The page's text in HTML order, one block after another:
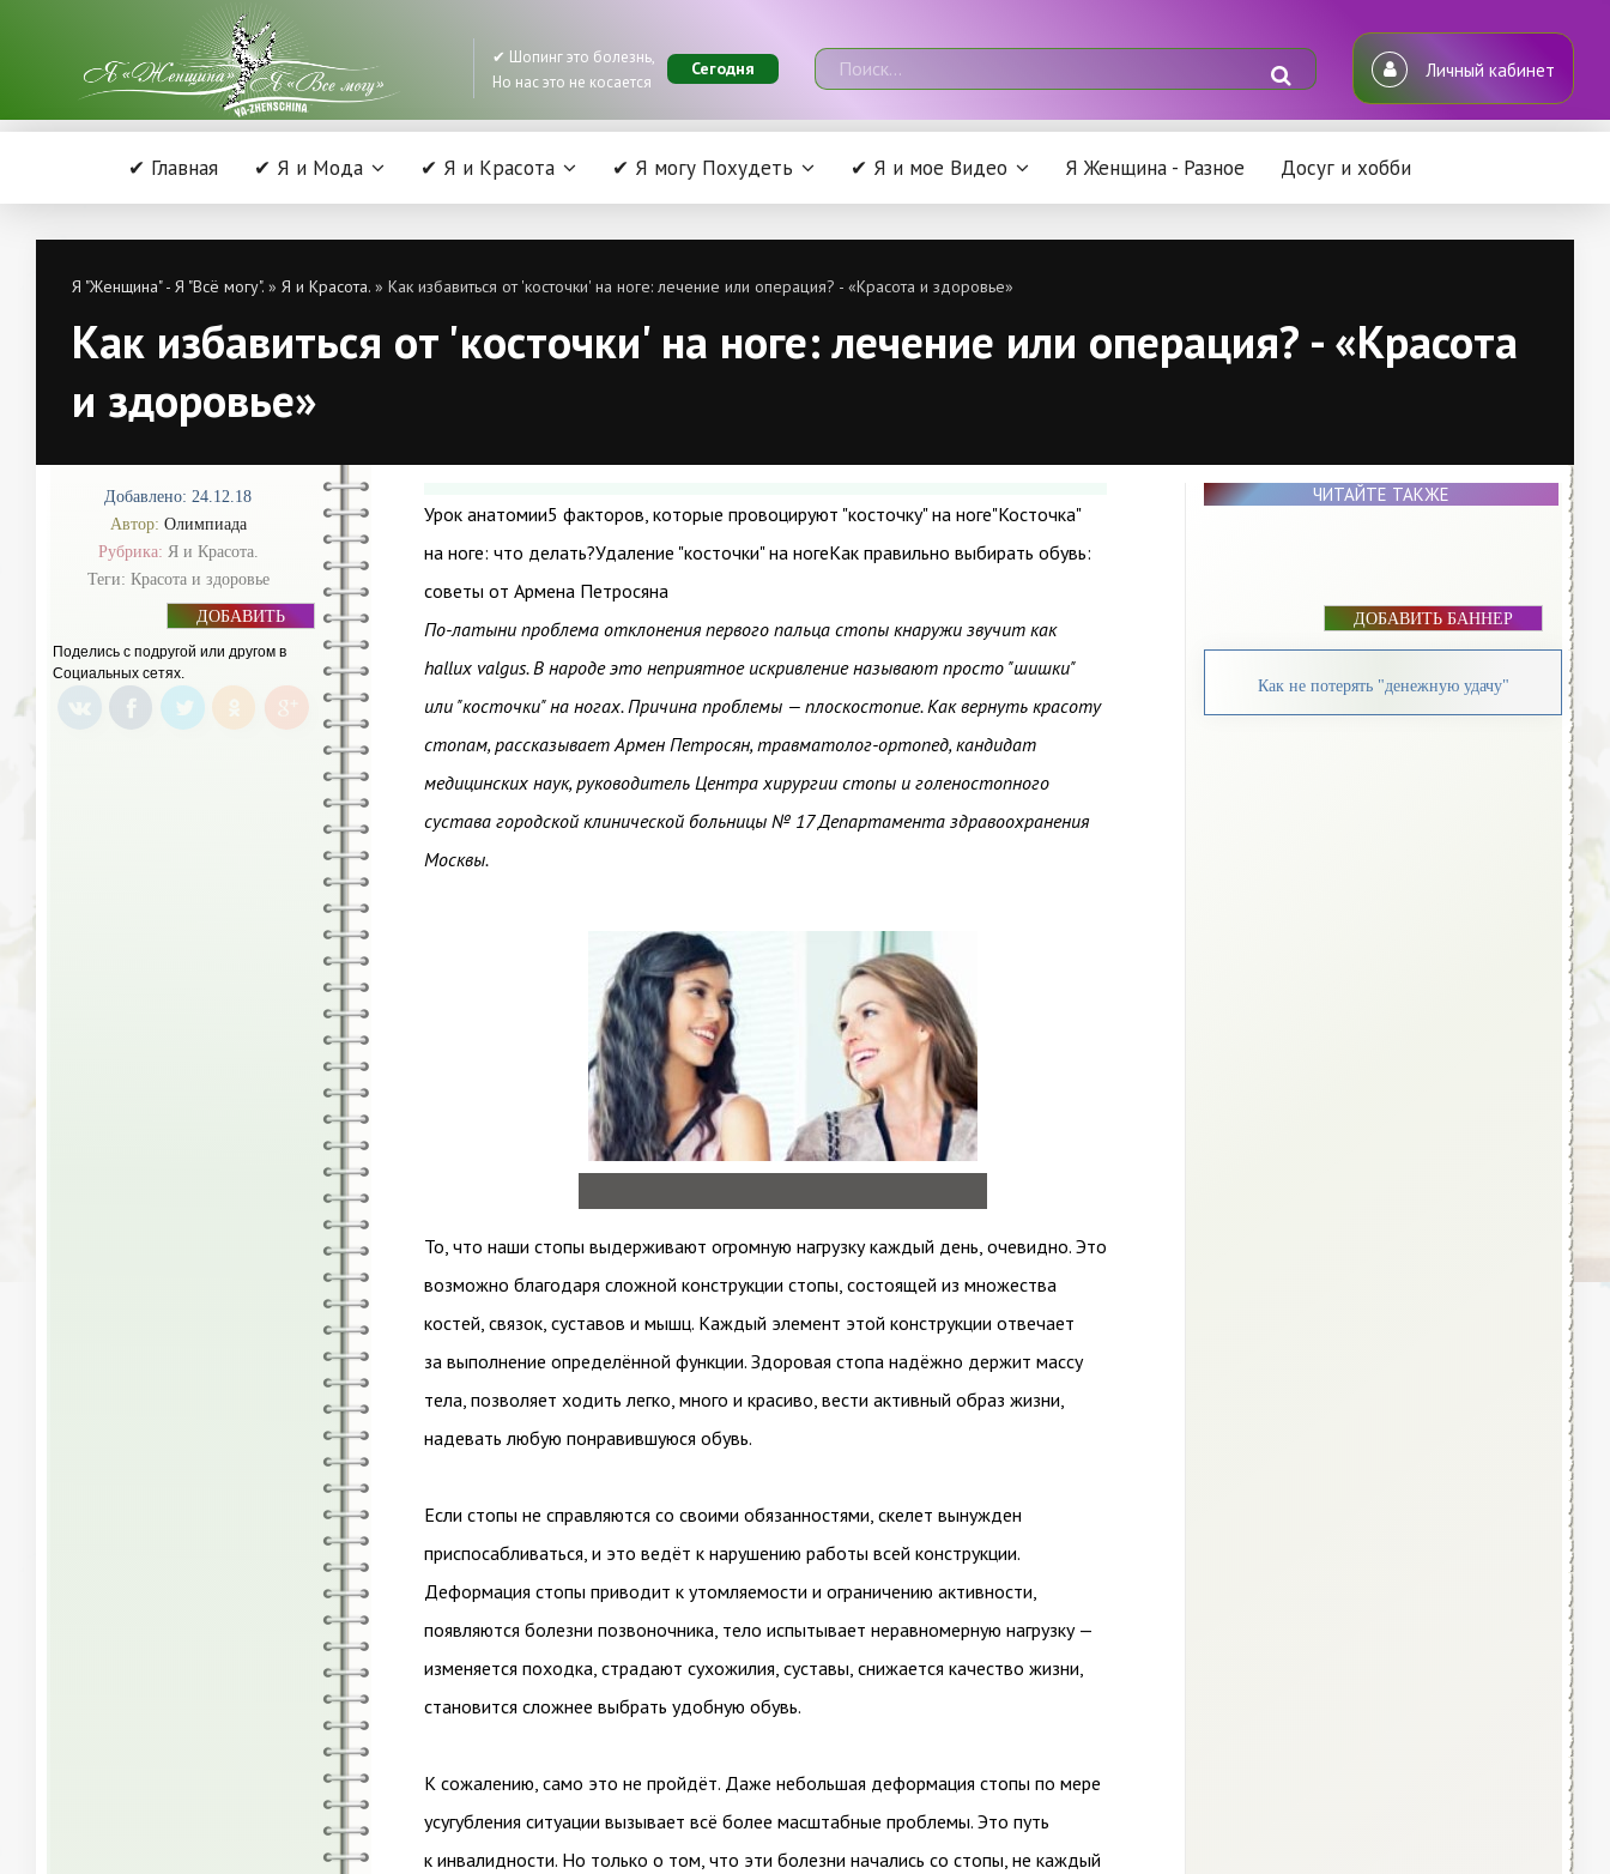
✔ Шопинг это болезнь,
Но нас это не косается
Сегодня Личный кабинет
✔ Главная ✔ Я и Мода ✔ Я и Красота ✔ Я могу Похудеть ✔ Я и мое Видео Я Женщина - Разное Досуг и хобби
Я "Женщина" - Я "Всё могу". » Я и Красота. » Как избавиться от 'косточки' на ноге: лечение или операция? - «Красота и здоровье»
Как избавиться от 'косточки' на ноге: лечение или операция? - «Красота
и здоровье»
Добавлено: 24.12.18
Автор: Олимпиада
Рубрика: Я и Красота.
Теги: Красота и здоровье
ДОБАВИТЬ
Поделись с подругой или другом в
Социальных сетях.
Урок анатомии5 факторов, которые провоцируют "косточку" на ноге"Косточка"
на ноге: что делать?Удаление "косточки" на ногеКак правильно выбирать обувь:
советы от Армена Петросяна
По-латыни проблема отклонения первого пальца стопы кнаружи звучит как
hallux valgus. В народе это неприятное искривление называют просто "шишки"
или "косточки" на ногах. Причина проблемы — плоскостопие. Как вернуть красоту
стопам, рассказывает Армен Петросян, травматолог-ортопед, кандидат
медицинских наук, руководитель Центра хирургии стопы и голеностопного
сустава городской клинической больницы № 17 Департамента здравоохранения
Москвы.
То, что наши стопы выдерживают огромную нагрузку каждый день, очевидно. Это
возможно благодаря сложной конструкции стопы, состоящей из множества
костей, связок, суставов и мышц. Каждый элемент этой конструкции отвечает
за выполнение определённой функции. Здоровая стопа надёжно держит массу
тела, позволяет ходить легко, много и красиво, вести активный образ жизни,
надевать любую понравившуюся обувь.
Если стопы не справляются со своими обязанностями, скелет вынужден
приспосабливаться, и это ведёт к нарушению работы всей конструкции.
Деформация стопы приводит к утомляемости и ограничению активности,
появляются болезни позвоночника, тело испытывает неравномерную нагрузку —
изменяется походка, страдают сухожилия, суставы, снижается качество жизни,
становится сложнее выбрать удобную обувь.
К сожалению, само это не пройдёт. Даже небольшая деформация стопы по мере
усугубления ситуации вызывает всё более масштабные проблемы. Это путь
к инвалидности. Но только о том, что эти болезни начались со стопы, не каждый
ЧИТАЙТЕ ТАКЖЕ
ДОБАВИТЬ БАННЕР
Как не потерять "денежную удачу"